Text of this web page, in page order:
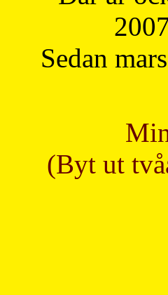
Sedan
(Byt ut